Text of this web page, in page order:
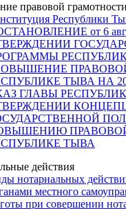
правовой
Республики
от 6
ТЫВА НА
ГЛАВЫ
ТЫВА
действия
нотариальных
местного
при совершении